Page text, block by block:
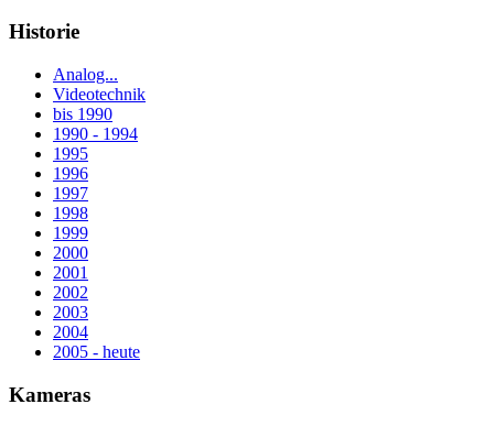
Historie
Analog...
Videotechnik
bis 1990
1990 - 1994
1995
1996
1997
1998
1999
2000
2001
2002
2003
2004
2005 - heute
Kameras